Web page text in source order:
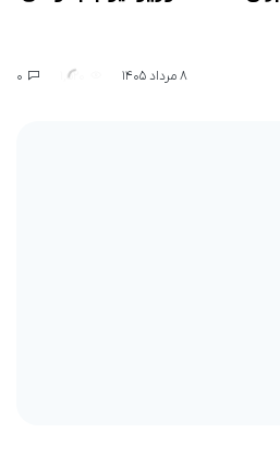
8 مرداد 1405